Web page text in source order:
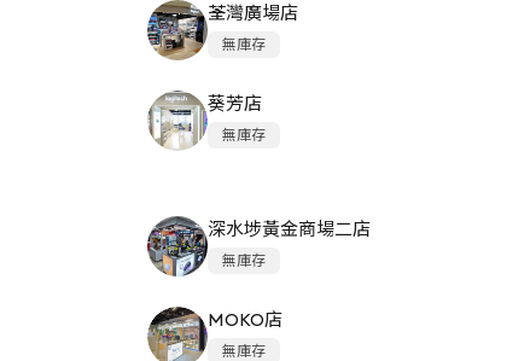
荃灣廣場店
無庫存
葵芳店
無庫存
深水埗黃金商場二店
無庫存
MOKO店
無庫存